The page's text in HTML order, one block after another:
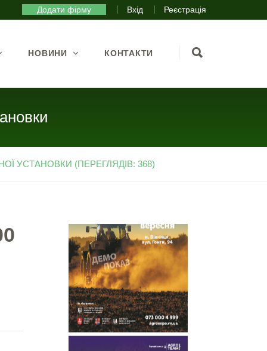
Додати фірму Вхід Реєстрація
НОВИНИ КОНТАКТИ
УСТАНОВКИ (ПЕРЕГЛЯДІВ: 368)